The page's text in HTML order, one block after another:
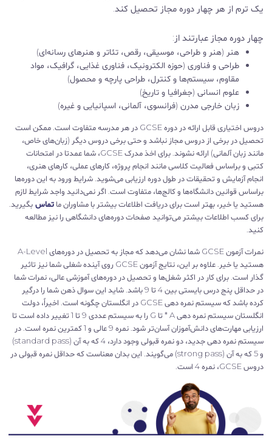
یک ترم از هر چهار دوره مجاز تحصیل کند.
چهار دوره مجاز عبارتند از:
هنر (هنر و طراحی، موسیقی، رقص، تئاتر و هنرهای رسانه‌ای)
طراحی و فناوری (حوزه الکترونیک، فناوری غذایی، گرافیک، مواد
مقاوم، سیستم‌ها و کنترل، طراحی پارچه و محصول)
علوم انسانی (جغرافیا و تاریخ)
زبان خارجی مدرن (فرانسوی، آلمانی، اسپانیایی و غیره)
دروس اختیاری قابل ارائه در دوره GCSE در هر مدرسه متفاوت است. ممکن است
تحصیل در برخی از دروس مجاز نباشد و حتی برخی دروس دیگر (زبان‌های خاص،
مانند زبان آلمانی) ارائه نشوند. برای اخذ مدرک GCSE، شما عمدتا در امتحانات
کتبی و براساس فعالیت کلاسی مانند انجام پروژه، کارهای عملی، کارهای هنری،
انجام آزمایش و تحقیقات در طول دوره ارزیابی می‌شوید. شرایط ورود به این دوره‌ها
براساس قوانین دانشگاه‌ها و کالج‌ها، متفاوت است. اگر نمی‌دانید واجد شرایط لازم
هستید یا خیر، بهتر است برای دریافت اطلاعات بیشتر با مشاوران ماتماسبگیرید.
برای کسب اطلاعات بیشتر می‌توانید صفحات دوره‌های دانشگاهی را نیز مطالعه
کنید.
نمرات آزمون GCSE شما نشان می‌دهد که مجاز به تحصیل در دوره‌های A-Level
هستید یا خیر. علاوه بر این، نتایج آزمون GCSE روی آینده شغلی شما نیز تاثیر
گذار است. برای کار در اکثر شغل‌ها و تحصیل در دوره‌های آموزشی عالی، نمرات شما
در حداقل پنج درس بایستی بین 4 تا 9 باشد. شاید این سوال ذهن شما را درگیر
کرده باشد که سیستم نمره دهی GCSE در انگلستان چگونه است. اخیراً، دولت
انگلستان سیستم نمره دهی A * تا G را به سیستم عددی 9 تا 1 تغییر داده است تا
ارزیابی مهارت‌های دانش‌آموزان آسان‌تر شود. نمره 9 عالی و 1 کمترین نمره است. در
سیستم نمره دهی جدید، دو نمره قبولی وجود دارد، 4 که به آن (standard pass)
و 5 که به آن (strong pass) می‌گویند. این بدان معناست که حداقل نمره قبولی در
دروس GCSE، نمره 4 است.